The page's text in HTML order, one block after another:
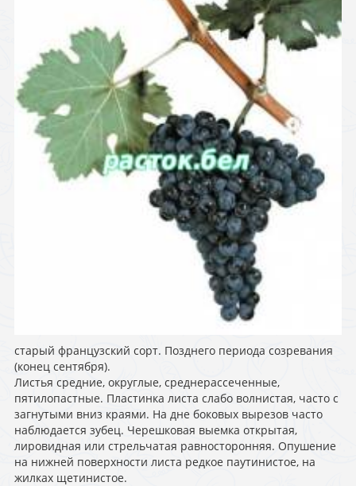
старый французский сорт. Позднего периода созревания
(конец сентября).
Листья средние, округлые, среднерассеченные,
пятилопастные. Пластинка листа слабо волнистая, часто с
загнутыми вниз краями. На дне боковых вырезов часто
наблюдается зубец. Черешковая выемка открытая,
лировидная или стрельчатая равносторонняя. Опушение
на нижней поверхности листа редкое паутинистое, на
жилках щетинистое.